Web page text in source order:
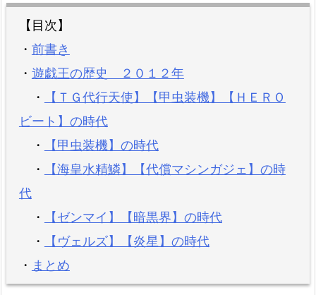
【目次】
・ 前書き
・ 遊戯王の歴史 ２０１２年
・
【ＴＧ代行天使】【甲虫装機】【ＨＥＲＯ
ビート】の時代
・
【甲虫装機】の時代
・
【海皇水精鱗】【代償マシンガジェ】の時
代
・
【ゼンマイ】【暗黒界】の時代
・
【ヴェルズ】【炎星】の時代
・ まとめ